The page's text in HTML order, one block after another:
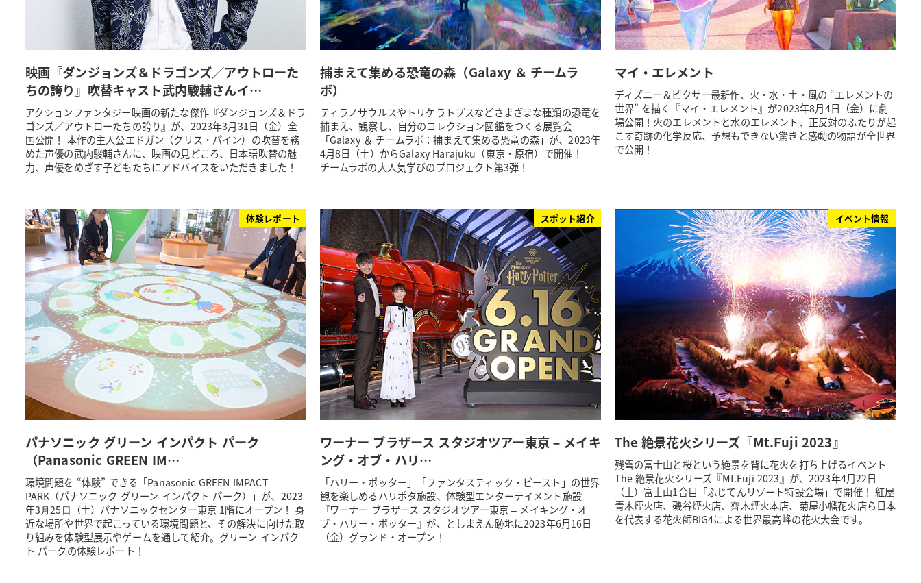
映画『ダンジョンズ＆ドラゴンズ／アウトローた
ちの誇り』吹替キャスト武内駿輔さんイ…
アクションファンタジー映画の新たな傑作『ダンジョンズ＆ドラ
ゴンズ／アウトローたちの誇り』が、2023年3月31日（金）全
国公開！ 本作の主人公エドガン（クリス・パイン）の吹替を務
めた声優の武内駿輔さんに、映画の見どころ、日本語吹替の魅
力、声優をめざす子どもたちにアドバイスをいただきました！
捕まえて集める恐竜の森（Galaxy ＆ チームラ
ボ）
ティラノサウルスやトリケラトプスなどさまざまな種類の恐竜を
捕まえ、観察し、自分のコレクション図鑑をつくる展覧会
「Galaxy ＆ チームラボ：捕まえて集める恐竜の森」が、2023年
4月8日（土）からGalaxy Harajuku（東京・原宿）で開催！
チームラボの大人気学びのプロジェクト第3弾！
マイ・エレメント
ディズニー＆ピクサー最新作、火・水・土・風の “エレメントの
世界” を描く『マイ・エレメント』が2023年8月4日（金）に劇
場公開！火のエレメントと水のエレメント、正反対のふたりが起
こす奇跡の化学反応、予想もできない驚きと感動の物語が全世界
で公開！
体験レポート
パナソニック グリーン インパクト パーク
（Panasonic GREEN IM…
環境問題を “体験” できる「Panasonic GREEN IMPACT
PARK（パナソニック グリーン インパクト パーク）」が、2023
年3⽉25⽇（土）パナソニックセンター東京 1階にオープン！ ⾝
近な場所や世界で起こっている環境問題と、その解決に向けた取
り組みを体験型展示やゲームを通して紹介。グリーン インパク
ト パークの体験レポート！
スポット紹介
ワーナー ブラザース スタジオツアー東京 – メイキ
ング・オブ・ハリ…
「ハリー・ポッター」「ファンタスティック・ビースト」の世界
観を楽しめるハリポタ施設、体験型エンターテイメント施設
『ワーナー ブラザース スタジオツアー東京 – メイキング・オ
ブ・ハリー・ポッター』が、としまえん跡地に2023年6月16日
（金）グランド・オープン！
イベント情報
The 絶景花火シリーズ『Mt.Fuji 2023』
残雪の富士山と桜という絶景を背に花火を打ち上げるイベント
The 絶景花火シリーズ『Mt.Fuji 2023』が、2023年4月22日
（土）富士山1合目「ふじてんリゾート特設会場」で開催！ 紅屋
青木煙火店、磯谷煙火店、齊木煙火本店、菊屋小幡花火店ら日本
を代表する花火師BIG4による世界最高峰の花火大会です。